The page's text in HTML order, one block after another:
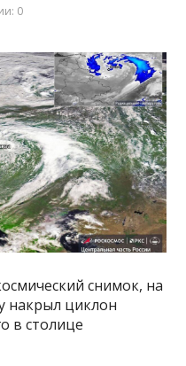
0
снимок, на
накрыл циклон
в столице